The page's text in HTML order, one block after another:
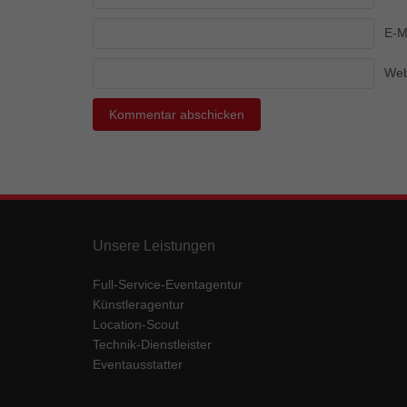
E-
Unsere Leistungen
Full-Service-Eventagentur
Künstleragentur
Location-Scout
Technik-Dienstleister
Eventausstatter